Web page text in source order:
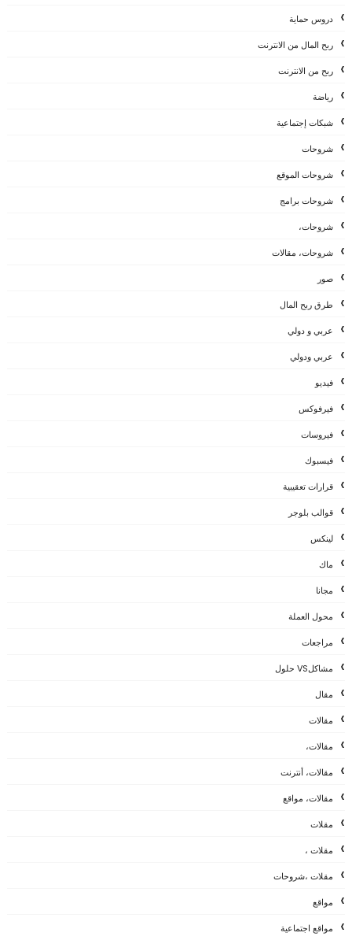
دروس حماية
ربح المال من الانترنت
ربح من الانترنت
رياضة
شبكات إجتماعية
شروحات
شروحات الموقع
شروحات برامج
شروحات،
شروحات، مقالات
صور
طرق ربح المال
عربي و دولي
عربي ودولي
فيديو
فيرفوكس
فيروسات
فيسبوك
قرارات تعقيبية
قوالب بلوجر
لينكس
ماك
مجانا
محول العملة
مراجعات
مشاكلVS حلول
مقال
مقالات
مقالات،
مقالات، أنترنت
مقالات، مواقع
مقلات
مقلات ،
مقلات ،شروحات
مواقع
مواقع اجتماعية